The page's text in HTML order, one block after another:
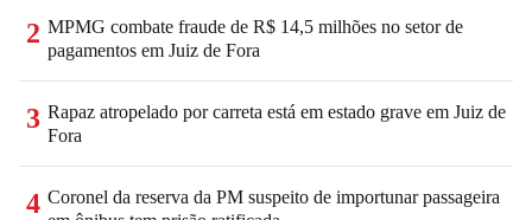
2 MPMG combate fraude de R$ 14,5 milhões no setor de
pagamentos em Juiz de Fora
3 Rapaz atropelado por carreta está em estado grave em Juiz de
Fora
4 Coronel da reserva da PM suspeito de importunar passageira